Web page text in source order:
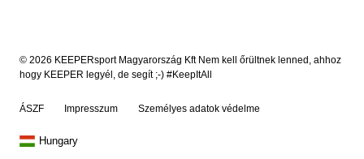
© 2026 KEEPERsport Magyarország Kft Nem kell őrültnek lenned, ahhoz
hogy KEEPER legyél, de segít ;-) #KeepItAll
ÁSZF Impresszum Személyes adatok védelme
Hungary